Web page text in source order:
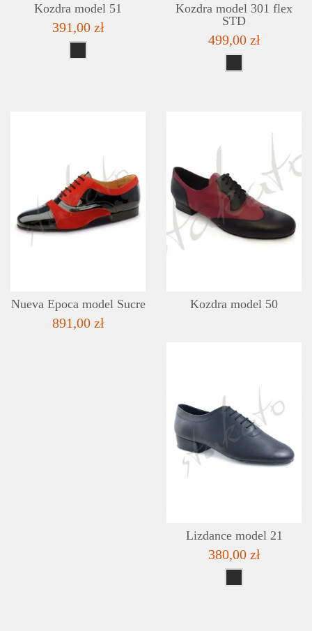
Kozdra model 51
391,00 zł
Kozdra model 301 flex
STD
499,00 zł
LISTA ŻYCZEŃ
SZCZEGÓŁY
Nueva Epoca model Sucre
891,00 zł
Kozdra model 50
Lizdance model 21
380,00 zł